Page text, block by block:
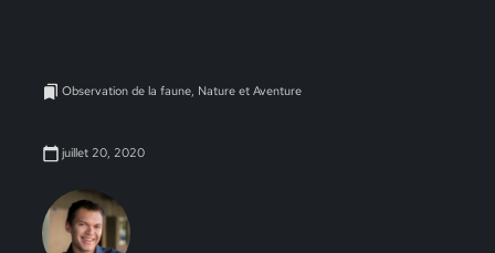
Observation de la faune, Nature et Aventure
juillet 20, 2020